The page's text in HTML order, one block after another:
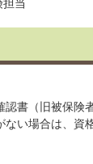
当
書（旧被保険
い場合は、